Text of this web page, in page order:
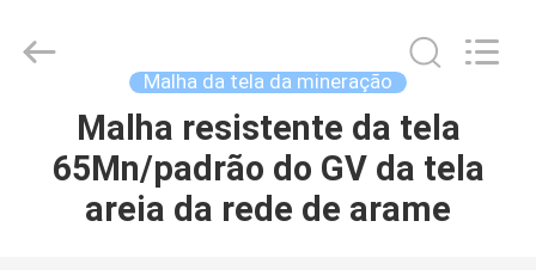
CASA
PRODUTOS
Mesh
MFG
Malha da tela da mineração
Malha resistente da tela
65Mn/padrão do GV da tela
areia da rede de arame